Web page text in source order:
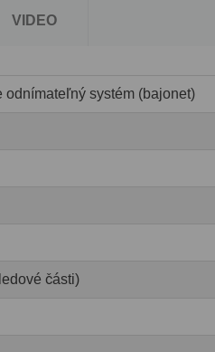
VIDEO
odnímateľný systém (bajonet)
části)